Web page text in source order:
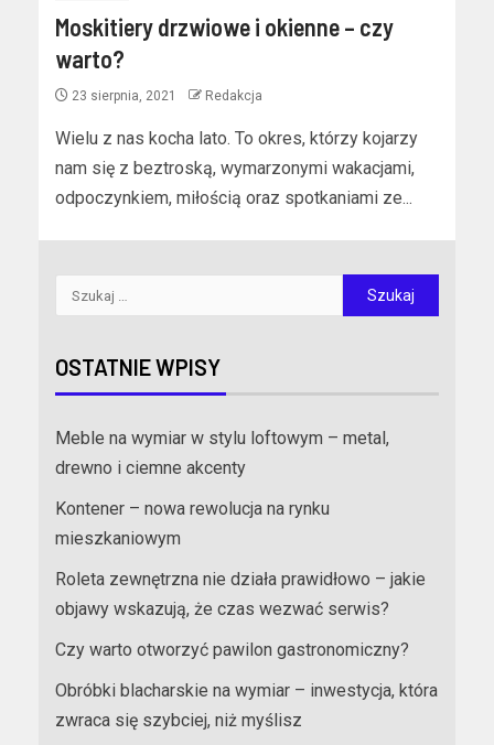
Moskitiery drzwiowe i okienne – czy
warto?
23 sierpnia, 2021 Redakcja
Wielu z nas kocha lato. To okres, którzy kojarzy
nam się z beztroską, wymarzonymi wakacjami,
odpoczynkiem, miłością oraz spotkaniami ze...
OSTATNIE WPISY
Meble na wymiar w stylu loftowym – metal,
drewno i ciemne akcenty
Kontener – nowa rewolucja na rynku
mieszkaniowym
Roleta zewnętrzna nie działa prawidłowo – jakie
objawy wskazują, że czas wezwać serwis?
Czy warto otworzyć pawilon gastronomiczny?
Obróbki blacharskie na wymiar – inwestycja, która
zwraca się szybciej, niż myślisz